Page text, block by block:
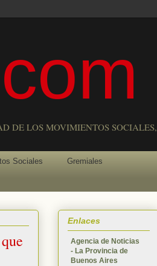
DE LOS MOVIMIENTOS SOCIALES,
Sociales Gremiales
Enlaces
Agencia de Noticias
- La Provincia de
Buenos Aires